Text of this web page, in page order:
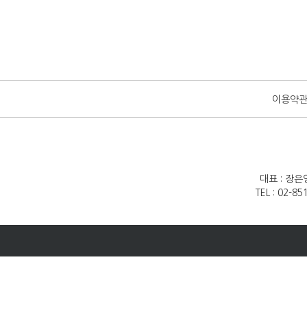
이용약관
대표 : 장은
TEL : 02-